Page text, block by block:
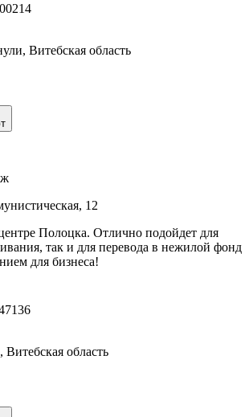
Витебская область
12
Полоцка. Отлично подойдет для
так и для перевода в нежилой фонд
для бизнеса!
область